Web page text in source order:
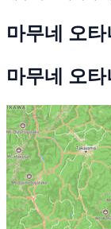
마무네 오
마무네 오